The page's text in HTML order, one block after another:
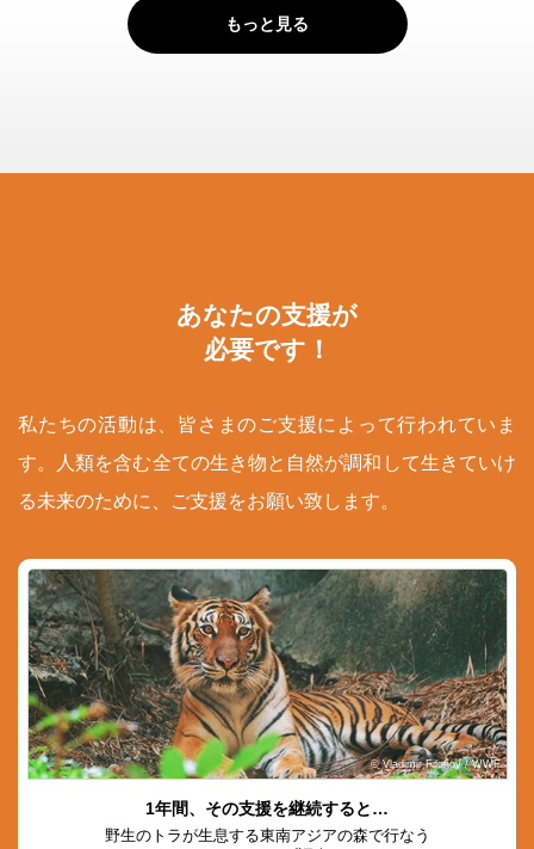
もっと見る
あなたの支援が
必要です！
私たちの活動は、皆さまのご支援によって行われていま
す。人類を含む全ての生き物と自然が調和して生きていけ
る未来のために、ご支援をお願い致します。
© Vladimir Filonov / WWF
1年間、その支援を継続すると…
野生のトラが生息する東南アジアの森で行なう